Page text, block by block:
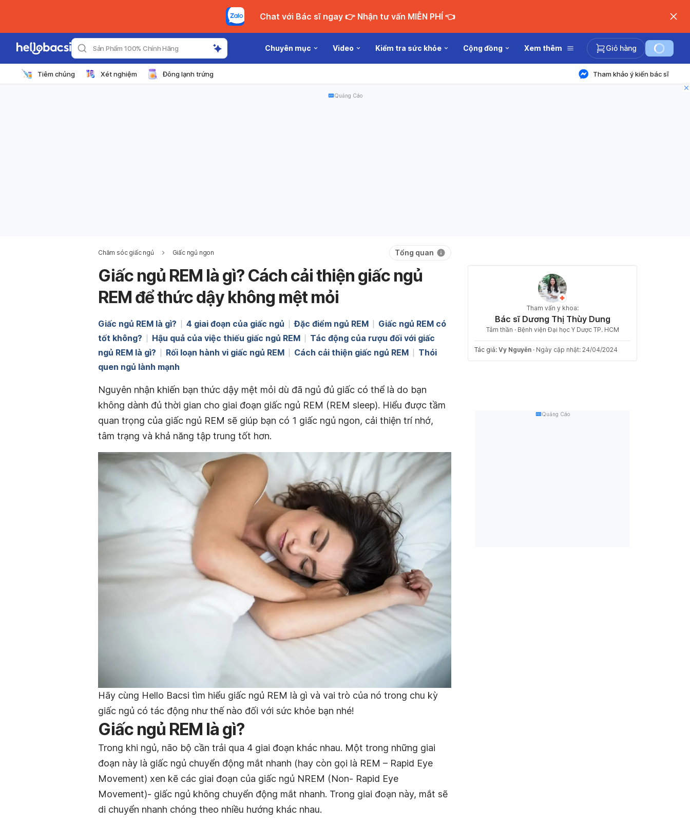
Chat với Bác sĩ ngay 👉 Nhận tư vấn MIỄN PHÍ 👈
Sản Phẩm 100% Chính Hãng Chuyên mục Video Kiểm tra sức khỏe Cộng đồng Xem thêm Giỏ hàng
Tiêm chủng Xét nghiệm Đông lạnh trứng Tham khảo ý kiến bác sĩ
Quảng Cáo
Chăm sóc giấc ngủ Giấc ngủ ngon Tổng quan
Giấc ngủ REM là gì? Cách cải thiện giấc ngủ
REM để thức dậy không mệt mỏi
Giấc ngủ REM là gì? 4 giai đoạn của giấc ngủ Đặc điểm ngủ REM
Giấc ngủ REM có
tốt không?
Hậu quả của việc thiếu giấc ngủ REM
Tác động của rượu đối với giấc
ngủ REM là gì?
Rối loạn hành vi giấc ngủ REM Cách cải thiện giấc ngủ REM
Thói
quen ngủ lành mạnh
Nguyên nhận khiến bạn thức dậy mệt mỏi dù đã ngủ đủ giấc có thể là do bạn
không dành đủ thời gian cho giai đoạn giấc ngủ REM (REM sleep). Hiểu được tầm
quan trọng của giấc ngủ REM sẽ giúp bạn có 1 giấc ngủ ngon, cải thiện trí nhớ,
tâm trạng và khả năng tập trung tốt hơn.
Hãy cùng Hello Bacsi tìm hiểu giấc ngủ REM là gì và vai trò của nó trong chu kỳ
giấc ngủ có tác động như thế nào đối với sức khỏe bạn nhé!
Giấc ngủ REM là gì?
Trong khi ngủ, não bộ cần trải qua 4 giai đoạn khác nhau. Một trong những giai
đoạn này là giấc ngủ chuyển động mắt nhanh (hay còn gọi là REM – Rapid Eye
Movement) xen kẽ các giai đoạn của giấc ngủ NREM (Non- Rapid Eye
Movement)- giấc ngủ không chuyển động mắt nhanh. Trong giai đoạn này, mắt sẽ
di chuyển nhanh chóng theo nhiều hướng khác nhau.
Tham vấn y khoa:
Bác sĩ Dương Thị Thùy Dung
Tâm thần · Bệnh viện Đại học Y Dược TP. HCM
Tác giả: Vy Nguyễn · Ngày cập nhật: 24/04/2024
Quảng Cáo